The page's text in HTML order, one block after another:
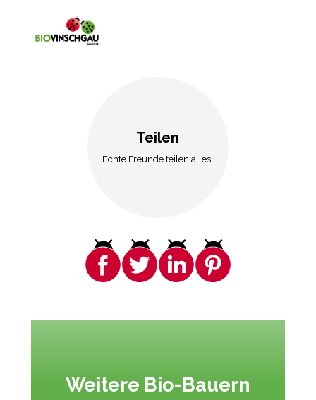
Teilen
Echte Freunde teilen alles.
Weitere Bio-Bauern